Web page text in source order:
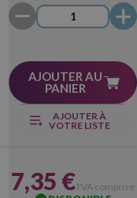
AJOUTER AU
PANIER
AJOUTER À
VOTRE LISTE
7,35 €TVA comprise